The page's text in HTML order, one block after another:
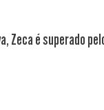
Zeca é superado